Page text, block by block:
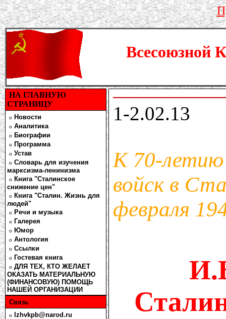
Всесоюзной
НА ГЛАВНУЮ
СТРАНИЦУ
o Новости
o Аналитика
o Биографии
o Программа
o Устав
o Словарь для изучения
марксизма-ленинизма
o Книга "Сталинcкое
снижение цен"
o Книга "Сталин. Жизнь для
людей"
o Речи и музыка
o Галерея
o Юмор
o Антология
o Ссылки
o Гостевая книга
o ДЛЯ ТЕХ, КТО ЖЕЛАЕТ
ОКАЗАТЬ МАТЕРИАЛЬНУЮ
(ФИНАНСОВУЮ) ПОМОЩЬ
НАШЕЙ ОРГАНИЗАЦИИ
Связь
o Izhvkpb@narod.ru
1-2.02.13
К 70-
войск в
февраля